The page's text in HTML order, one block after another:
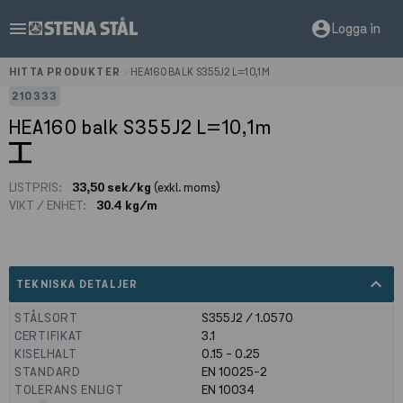
menu account_circleLogga in
HITTA PRODUKTER
HEA160 BALK S355J2 L=10,1M
210333
HEA160 balk S355J2 L=10,1m
LISTPRIS: 33,50 sek/kg (exkl. moms)
VIKT / ENHET:
30.4 kg/m
TEKNISKA DETALJER expand_less
STÅLSORT
S355J2 / 1.0570
CERTIFIKAT
3.1
KISELHALT
0.15 - 0.25
STANDARD
EN 10025-2
TOLERANS ENLIGT
EN 10034